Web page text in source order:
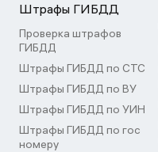
Штрафы ГИБДД
Проверка штрафов
ГИБДД
Штрафы ГИБДД по СТС
Штрафы ГИБДД по ВУ
Штрафы ГИБДД по УИН
Штрафы ГИБДД по гос
номеру